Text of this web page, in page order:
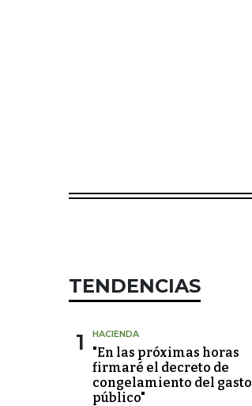
TENDENCIAS
1 HACIENDA
"En las próximas horas
firmaré el decreto de
congelamiento del gasto
público"